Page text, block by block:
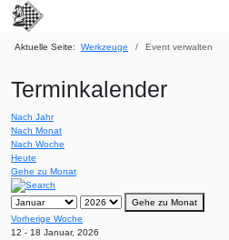
Aktuelle Seite: Werkzeuge Event verwalten
Terminkalender
Nach Jahr
Nach Monat
Nach Woche
Heute
Gehe zu Monat
Gehe zu Monat
Vorherige Woche
12 - 18 Januar, 2026